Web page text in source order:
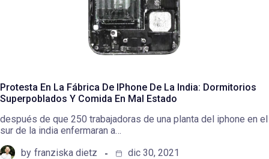
Protesta En La Fábrica De IPhone De La India: Dormitorios
Superpoblados Y Comida En Mal Estado
después de que 250 trabajadoras de una planta del iphone en el
sur de la india enfermaran a…
by franziska dietz dic 30, 2021